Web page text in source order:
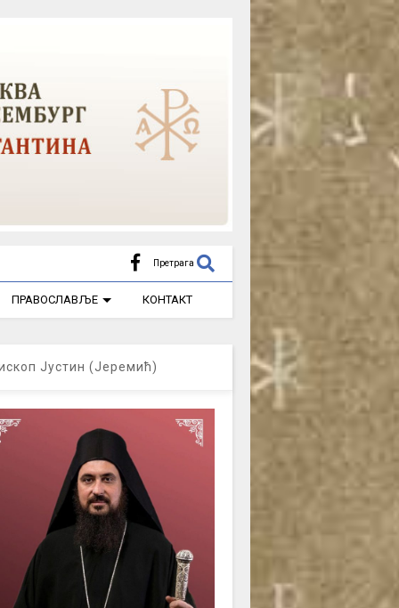
Претрага
ПРАВОСЛАВЉЕ КОНТАКТ
Јустин (Јеремић)